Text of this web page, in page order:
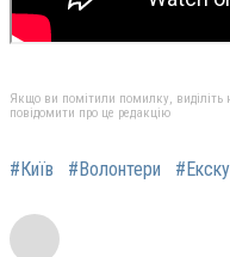
Якщо ви помітили помилку, виділіть
повідомити про це редакцію
#Київ #Волонтери